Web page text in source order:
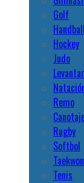
Golf
Handball
Hockey
Judo
Remo
Rugby
Softbol
Tenis